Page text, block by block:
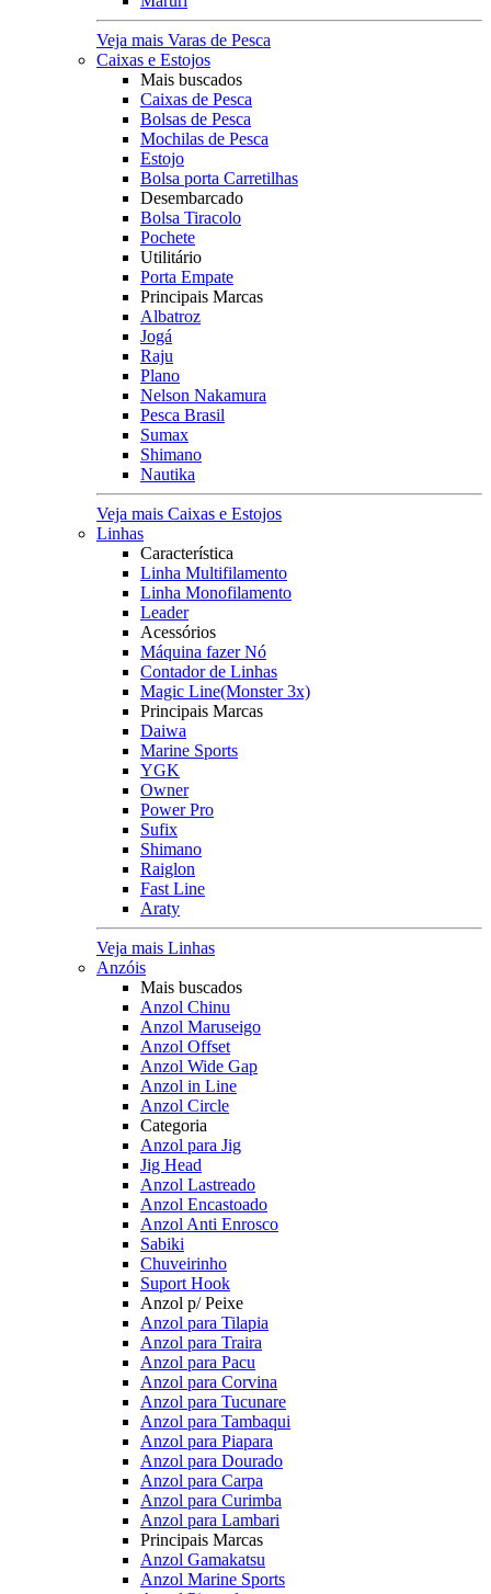
Veja mais Varas de Pesca
Caixas e Estojos
Mais buscados
Caixas de Pesca
Bolsas de Pesca
Mochilas de Pesca
Estojo
Bolsa porta Carretilhas
Desembarcado
Bolsa Tiracolo
Pochete
Utilitário
Porta Empate
Principais Marcas
Albatroz
Jogá
Raju
Plano
Nelson Nakamura
Pesca Brasil
Sumax
Shimano
Nautika
Veja mais Caixas e Estojos
Linhas
Característica
Linha Multifilamento
Linha Monofilamento
Leader
Acessórios
Máquina fazer Nó
Contador de Linhas
Magic Line(Monster 3x)
Principais Marcas
Daiwa
Marine Sports
YGK
Owner
Power Pro
Sufix
Shimano
Raiglon
Fast Line
Araty
Veja mais Linhas
Anzóis
Mais buscados
Anzol Chinu
Anzol Maruseigo
Anzol Offset
Anzol Wide Gap
Anzol in Line
Anzol Circle
Categoria
Anzol para Jig
Jig Head
Anzol Lastreado
Anzol Encastoado
Anzol Anti Enrosco
Sabiki
Chuveirinho
Suport Hook
Anzol p/ Peixe
Anzol para Tilapia
Anzol para Traira
Anzol para Pacu
Anzol para Corvina
Anzol para Tucunare
Anzol para Tambaqui
Anzol para Piapara
Anzol para Dourado
Anzol para Carpa
Anzol para Curimba
Anzol para Lambari
Principais Marcas
Anzol Gamakatsu
Anzol Marine Sports